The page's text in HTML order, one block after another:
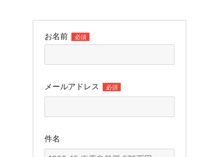
お名前 必須
メールアドレス 必須
件名